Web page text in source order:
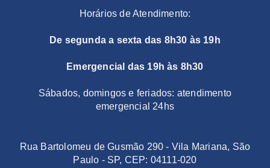
Horários de Atendimento:
De segunda a sexta das 8h30 às 19h
Emergencial das 19h às 8h30
Sábados, domingos e feriados: atendimento
emergencial 24hs
Rua Bartolomeu de Gusmão 290 - Vila Mariana, São
Paulo - SP, CEP: 04111-020